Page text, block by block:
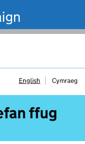
English Cymraeg
ffug